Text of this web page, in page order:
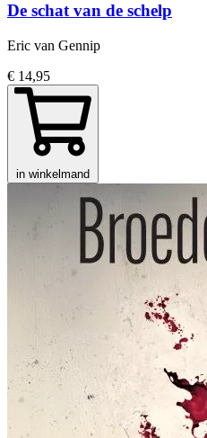
De schat van de schelp
Eric van Gennip
€ 14,95
in winkelmand